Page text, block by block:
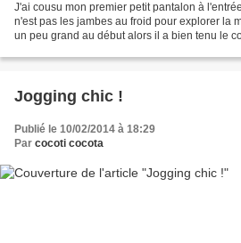
J'ai cousu mon premier petit pantalon à
n'est pas les jambes au froid pour explorer la
un peu grand au début alors il a bien tenu le
Jogging chic !
Publié le 10/02/2014 à 18:29
Par cocoti cocota